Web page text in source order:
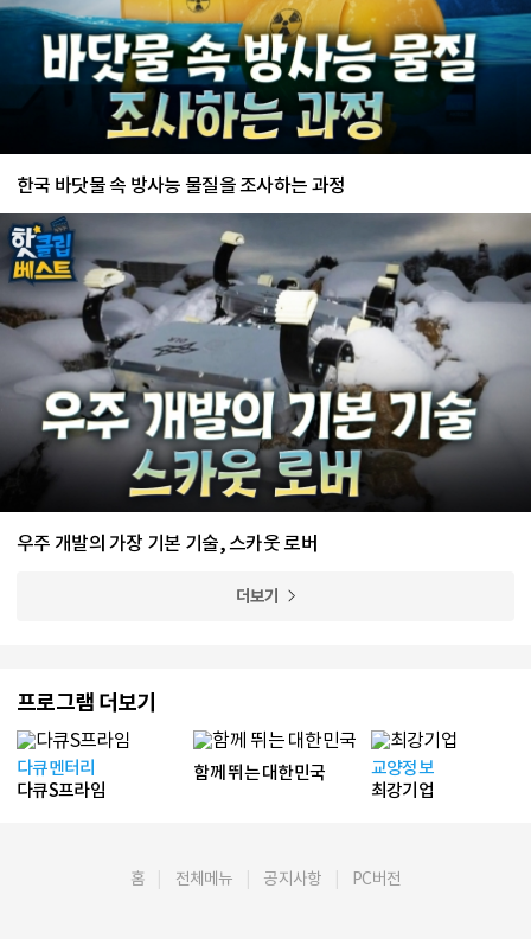
한국 바닷물 속 방사능 물질을 조사하는 과정
우주 개발의 가장 기본 기술, 스카웃 로버
더보기
프로그램 더보기
다큐멘터리
다큐S프라임
함께 뛰는 대한민국
교양정보
최강기업
홈 전체메뉴 공지사항 PC버전